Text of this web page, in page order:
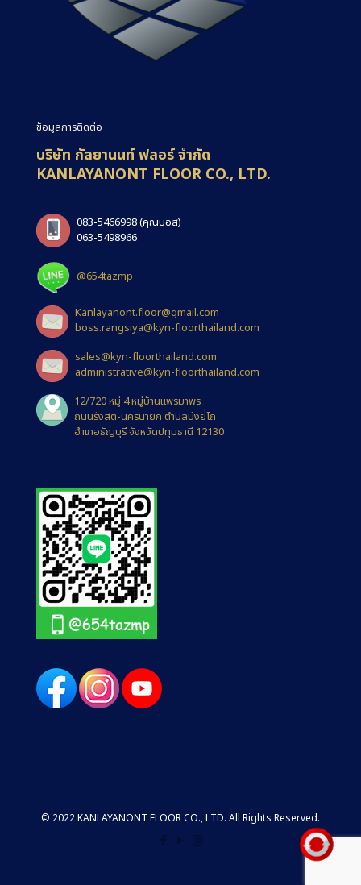
ข้อมูลการติดต่อ
บริษัท กัลยานนท์ ฟลอร์ จำกัด
KANLAYANONT FLOOR CO., LTD.
083-5466998(คุณบอส)
063-5498966
@654tazmp
Kanlayanont.floor@gmail.com
boss.rangsiya@kyn-floorthailand.com
sales@kyn-floorthailand.com
administrative@kyn-floorthailand.com
12/720 หมู่ 4 หมู่บ้านแพรมาพร
ถนนรังสิต-นครนายก ตำบลบึงยี่โถ
อำเภอธัญบุรี จังหวัดปทุมธานี 12130
© 2022 KANLAYANONT FLOOR CO., LTD. All Rights Reserved.